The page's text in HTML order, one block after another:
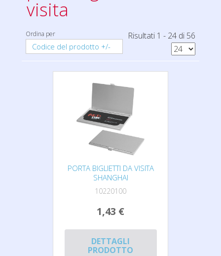
visita
Ordina per
Codice del prodotto +/-
Risultati 1 - 24 di 56
PORTA BIGLIETTI DA VISITA
SHANGHAI
10220100
1,43 €
DETTAGLI
PRODOTTO